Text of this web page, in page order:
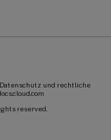
Datenschutz und rechtliche
reserved.